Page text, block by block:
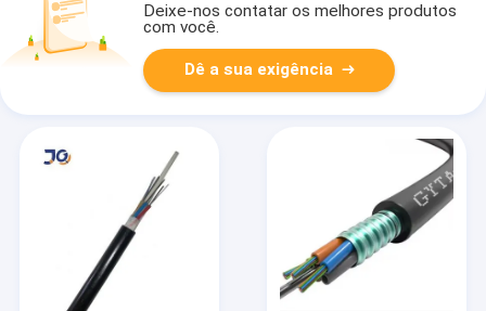
Deixe-nos contatar os melhores produtos
com você.
Dê a sua exigência